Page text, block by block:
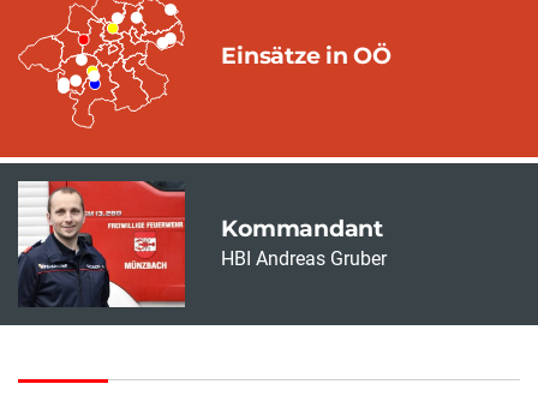
Einsätze in OÖ
Kommandant
HBI Andreas Gruber